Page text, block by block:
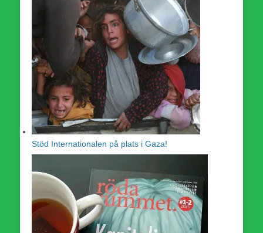
Stöd Internationalen på plats i Gaza!